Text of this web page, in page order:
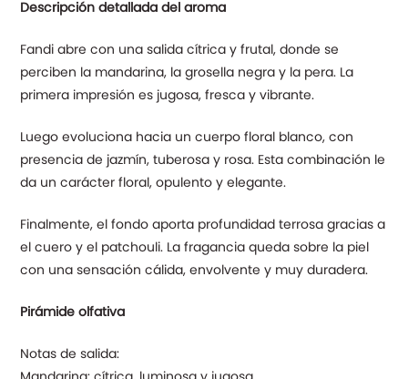
Descripción detallada del aroma
Fandi abre con una salida cítrica y frutal, donde se
perciben la mandarina, la grosella negra y la pera. La
primera impresión es jugosa, fresca y vibrante.
Luego evoluciona hacia un cuerpo floral blanco, con
presencia de jazmín, tuberosa y rosa. Esta combinación le
da un carácter floral, opulento y elegante.
Finalmente, el fondo aporta profundidad terrosa gracias a
el cuero y el patchouli. La fragancia queda sobre la piel
con una sensación cálida, envolvente y muy duradera.
Pirámide olfativa
Notas de salida: